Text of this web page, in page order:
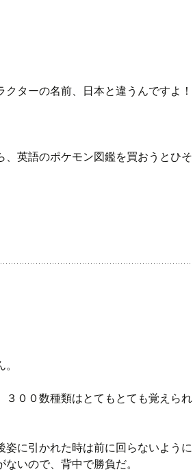
クターの名前、日本と違うんですよ！
、英語のポケモン図鑑を買おうとひそ
３００数種類はとてもとても覚えられ
姿に引かれた時は前に回らないように
いので、背中で勝負だ。